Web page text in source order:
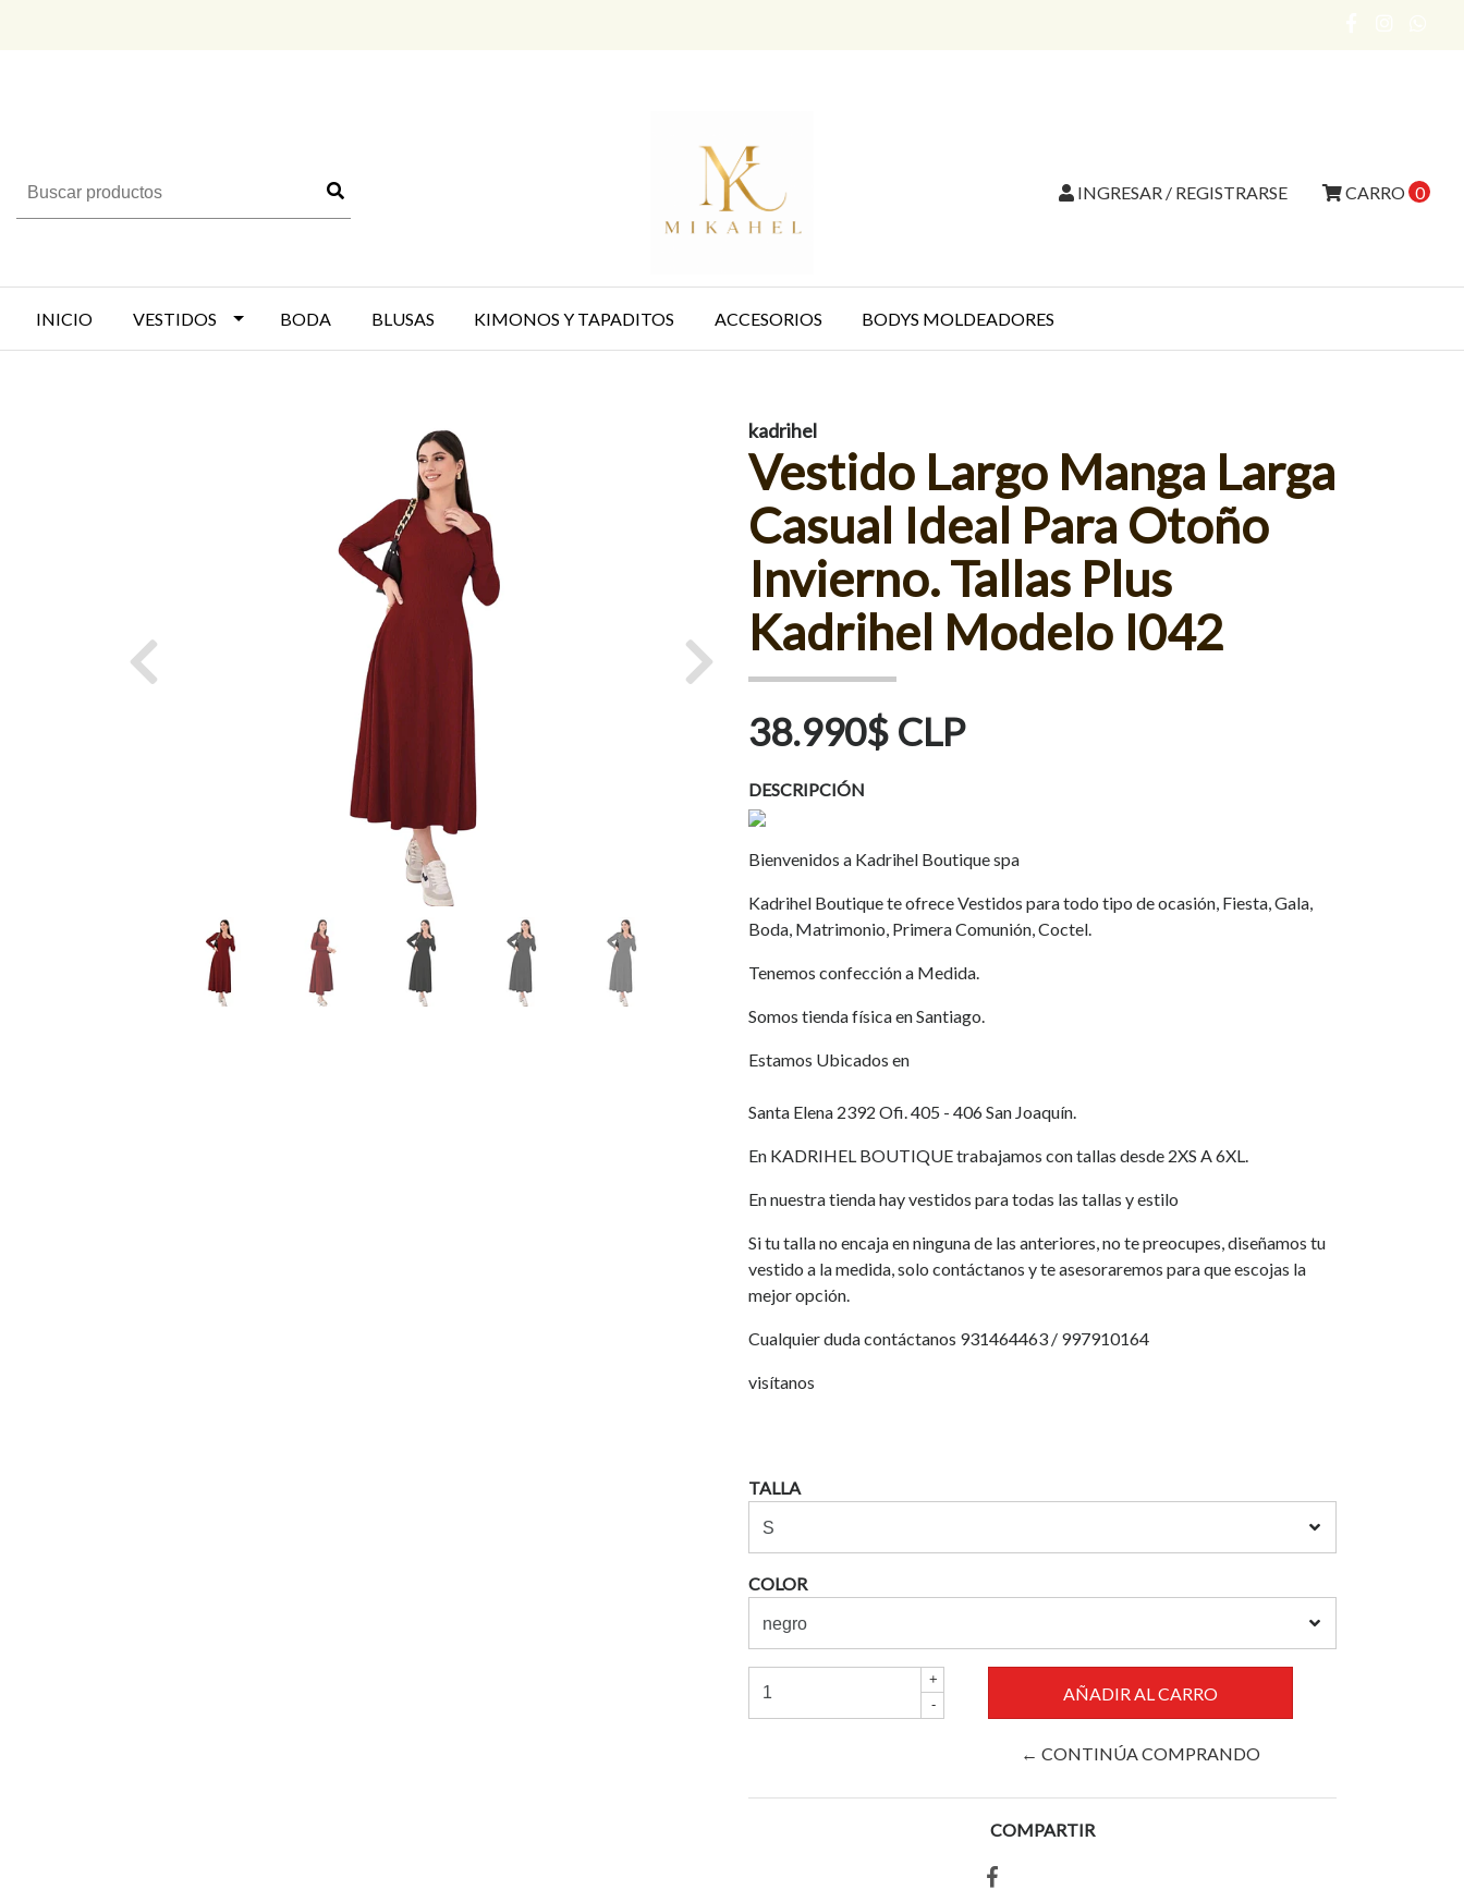
CARRO 0
INGRESAR / REGISTRARSE
INICIO VESTIDOS BODA BLUSAS KIMONOS Y TAPADITOS ACCESORIOS BODYS MOLDEADORES
Previous Next
kadrihel
Vestido Largo Manga Larga
Casual Ideal Para Otoño
Invierno. Tallas Plus
Kadrihel Modelo I042
38.990$ CLP
DESCRIPCIÓN
Bienvenidos a Kadrihel Boutique spa
Kadrihel Boutique te ofrece Vestidos para todo tipo de ocasión, Fiesta, Gala,
Boda, Matrimonio, Primera Comunión, Coctel.
Tenemos confección a Medida.
Somos tienda física en Santiago.
Estamos Ubicados en
Santa Elena 2392 Ofi. 405 - 406 San Joaquín.
En KADRIHEL BOUTIQUE trabajamos con tallas desde 2XS A 6XL.
En nuestra tienda hay vestidos para todas las tallas y estilo
Si tu talla no encaja en ninguna de las anteriores, no te preocupes, diseñamos tu
vestido a la medida, solo contáctanos y te asesoraremos para que escojas la
mejor opción.
Cualquier duda contáctanos 931464463 / 997910164
visítanos
TALLA
COLOR
+
-
← CONTINÚA COMPRANDO
COMPARTIR